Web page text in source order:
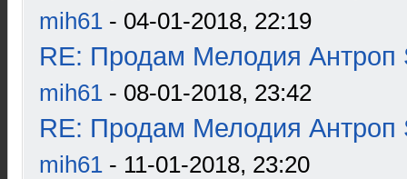
mih61 - 04-01-2018, 22:19
RE: Продам Мелодия Антроп
mih61 - 08-01-2018, 23:42
RE: Продам Мелодия Антроп
mih61 - 11-01-2018, 23:20